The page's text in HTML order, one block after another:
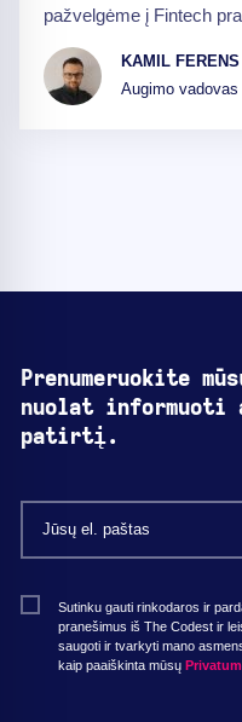
pažvelgėme į Fintech
KAMIL FERENS
Augimo vadovas
Prenumeruokite
nuolat informuoti
patirtį.
Sutinku gauti rinkodaros ir
pranešimus iš The Codest ir
saugoti ir tvarkyti mano
kaip paaiškinta mūsų